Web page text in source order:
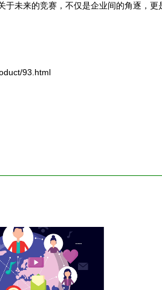
未来的竞赛，不仅是企业间的角逐，
93.html